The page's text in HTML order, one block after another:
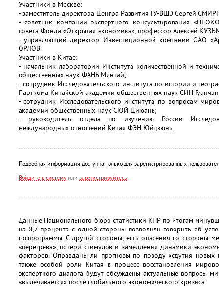
Участники в Москве:
- заместитель директора Центра Развития ГУ-ВШЭ Сергей
- советник компании экспертного консультирования
совета Фонда «Открытая экономика», профессор Алексей
- управляющий директор Инвестиционной компании ОАО
ОРЛОВ.
Участники в Китае:
- начальник лаборатории Института количественной и
общественных наук ФАНЬ Минтай;
- сотрудник Исследовательского института по истории и
Парткома Китайской академии общественных наук СИН
- сотрудник Исследовательского института по вопросам
академии общественных наук СЮЙ Циюань;
- руководитель отдела по изучению России
международных отношений Китая ФЭН Юйцзюнь.
Подробная информация доступна только для зарегистрированных
Войдите в систему или зарегистрируйтесь
Данные Национального бюро статистики КНР по итогам
на 8,7 процента с одной стороны позволили говорить об
госпрограммы. С другой стороны, есть опасения со стороны
«перегрева», потери стимулов и замедления динамики
факторов. Оправданы ли прогнозы по поводу «сдутия
также особой роли Китая в процесс восстановления
экспертного диалога будут обсуждены актуальные вопросы
«вылечивается» после глобального экономического кризиса.